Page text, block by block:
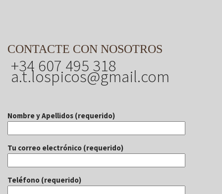
CONTACTE CON NOSOTROS
+34 607 495 318
a.t.lospicos@gmail.com
Nombre y Apellidos (requerido)
Tu correo electrónico (requerido)
Teléfono (requerido)